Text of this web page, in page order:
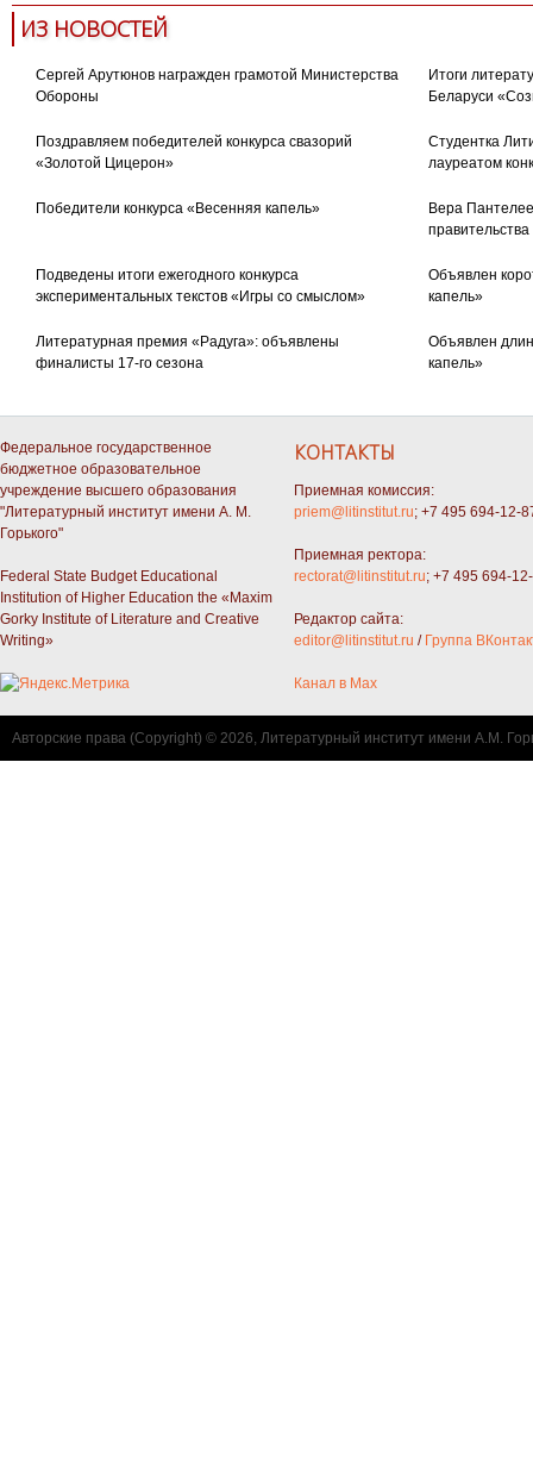
ИЗ НОВОСТЕЙ
Сергей Арутюнов награжден грамотой Министерства
Обороны
Итоги
Беларуси
Поздравляем победителей конкурса свазорий
«Золотой Цицерон»
Студентка
лауреатом
Победители конкурса «Весенняя капель»
Вера
Подведены итоги ежегодного конкурса
экспериментальных текстов «Игры со смыслом»
Объявлен
капель»
Литературная премия «Радуга»: объявлены
финалисты 17-го сезона
Объявлен
капель»
Федеральное государственное
бюджетное образовательное
учреждение высшего образования
"Литературный институт имени А. М.
Горького"
Federal State Budget Educational
Institution of Higher Education the «Maxim
Gorky Institute of Literature and Creative
Writing»
КОНТАКТЫ
Приемная комиссия:
priem@litinstitut.ru; +7 495 694-12-
Приемная ректора:
rectorat@litinstitut.ru; +7 495 694-
Редактор сайта:
editor@litinstitut.ru / Группа
Канал в Max
Авторские права (Copyright) © 2026, Литературный институт имени А.М.